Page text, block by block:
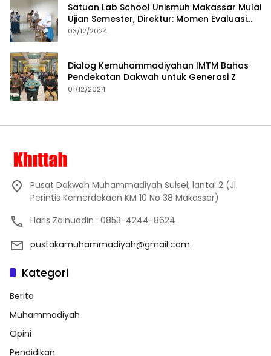
Satuan Lab School Unismuh Makassar Mulai
Ujian Semester, Direktur: Momen Evaluasi
Proses Pembelajaran
03/12/2024
Dialog Kemuhammadiyahan IMTM Bahas
Pendekatan Dakwah untuk Generasi Z
01/12/2024
Pusat Dakwah Muhammadiyah Sulsel, lantai 2 (Jl.
Perintis Kemerdekaan KM 10 No 38 Makassar)
Haris Zainuddin : 0853-4244-8624
pustakamuhammadiyah@gmail.com
Kategori
Berita
Muhammadiyah
Opini
Pendidikan